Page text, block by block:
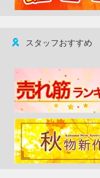
スタッフおすすめ